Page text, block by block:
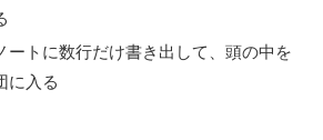
ートに数行だけ書き出して、頭の中を
に入る